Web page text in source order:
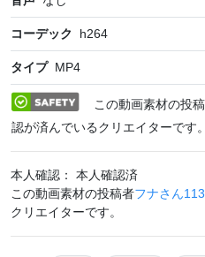
コーデック h264
タイプ MP4
この動画素材の投
認が済んでいるクリエイターです。
本人確認： 本人確認済
この動画素材の投稿者フナさん
クリエイターです。